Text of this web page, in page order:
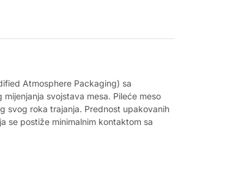
Atmosphere Packaging) sa
svojstava mesa. Pileće meso
svog roka trajanja. Prednost upakovanih
se postiže minimalnim kontaktom sa